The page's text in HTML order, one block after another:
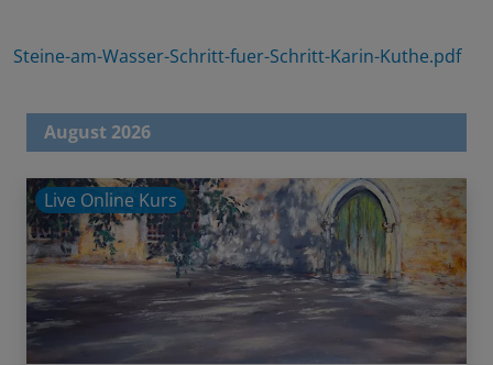
Steine-am-Wasser-Schritt-fuer-Schritt-Karin-Kuthe.pdf
August 2026
Live Online Kurs